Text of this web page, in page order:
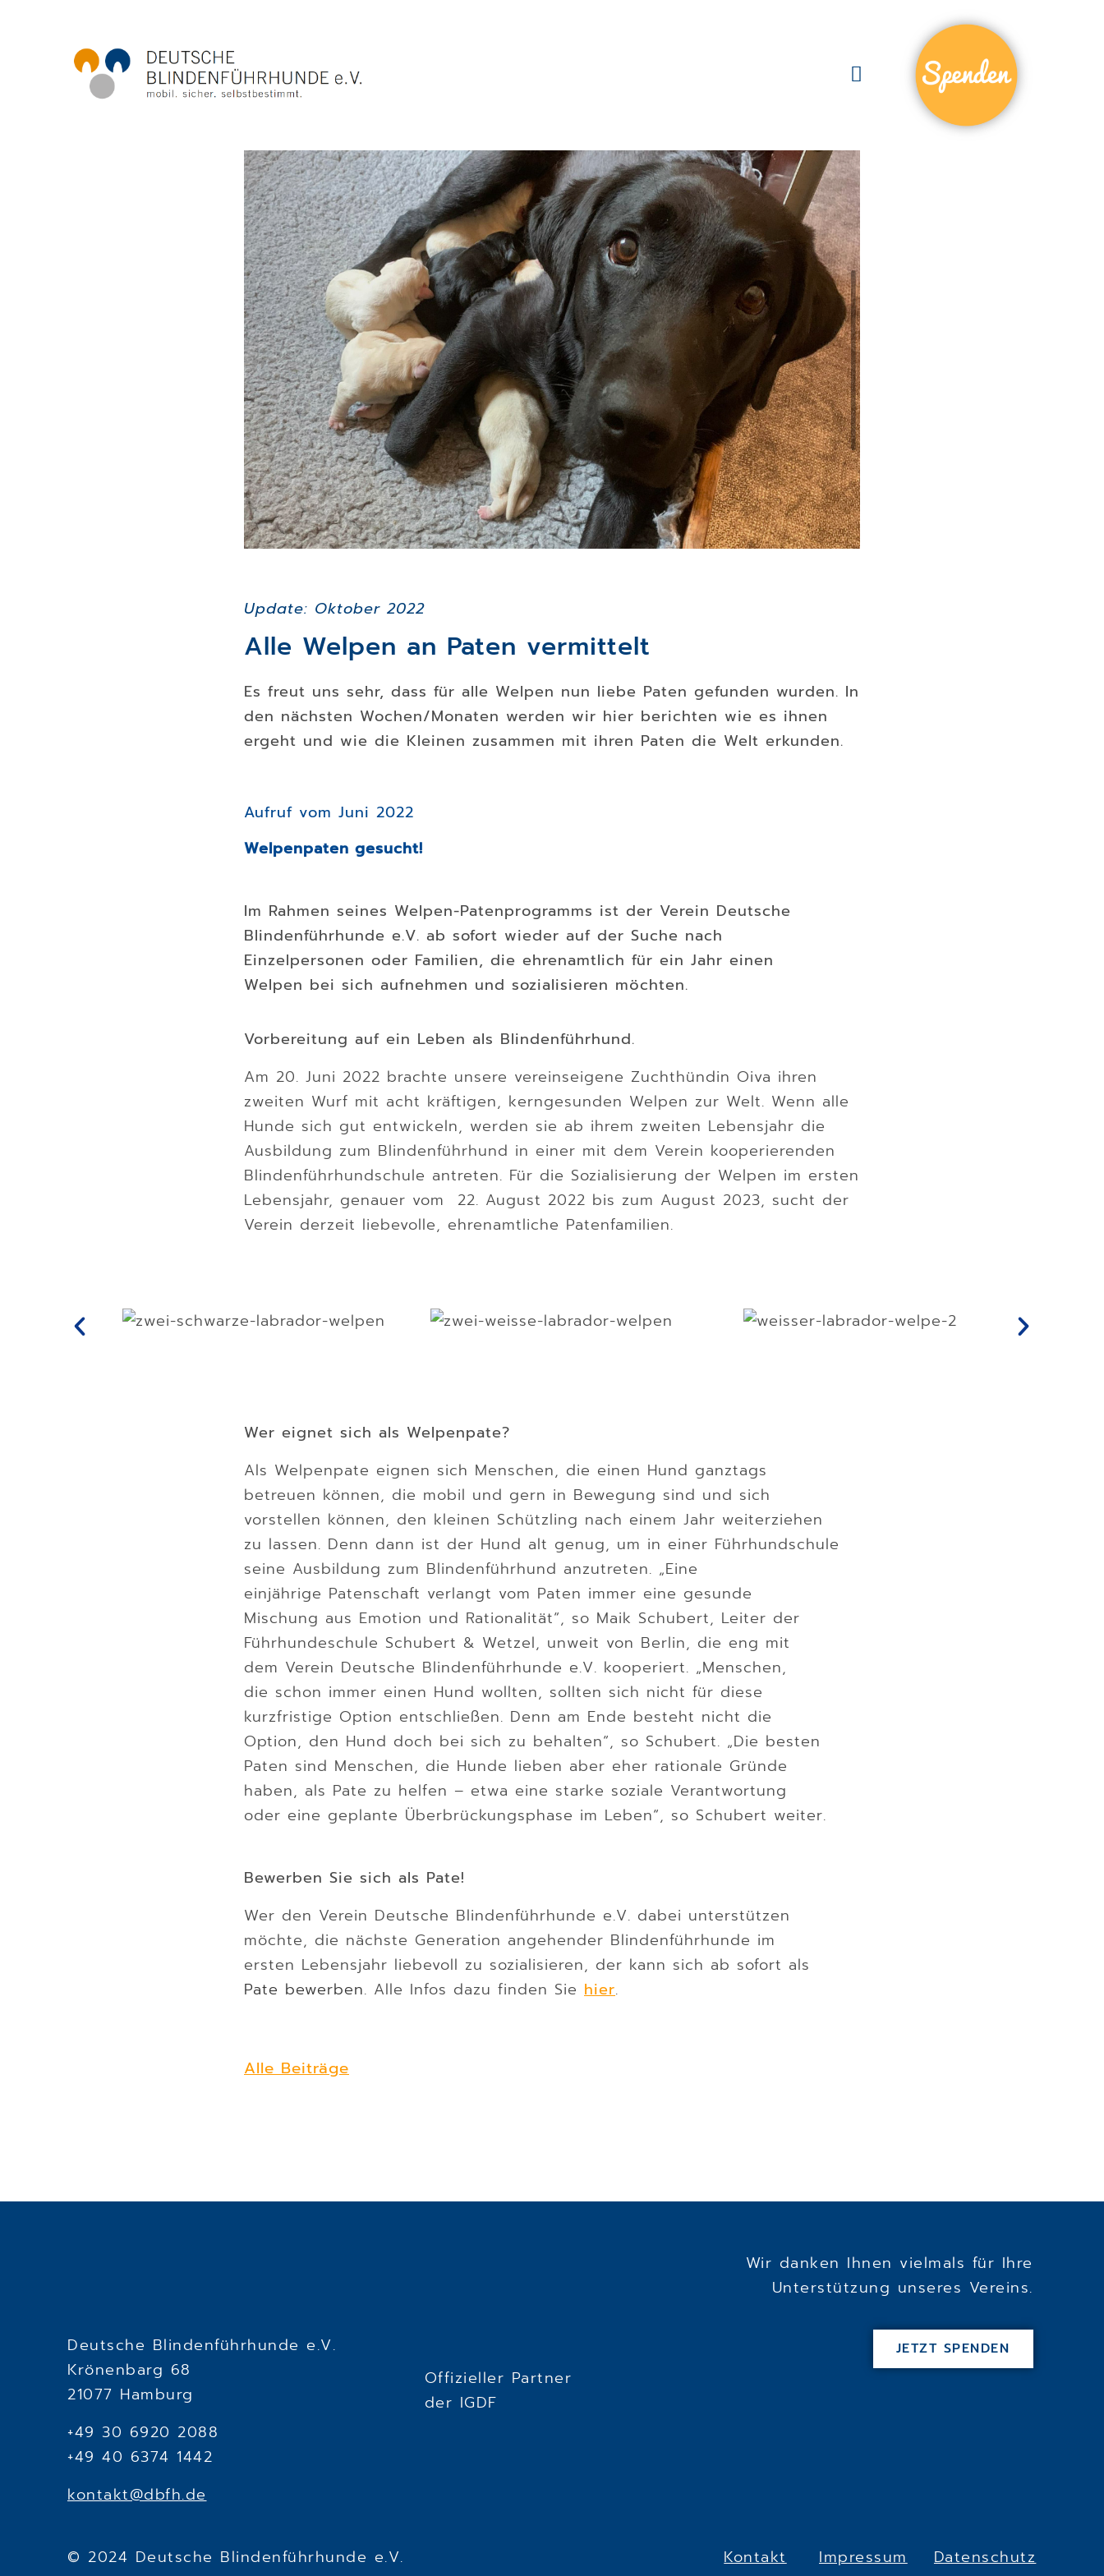
Update: Oktober 2022
Alle Welpen an Paten vermittelt
Es freut uns sehr, dass für alle Welpen nun liebe Paten gefunden wurden. In
den nächsten Wochen/Monaten werden wir hier berichten wie es ihnen
ergeht und wie die Kleinen zusammen mit ihren Paten die Welt erkunden.
Aufruf vom Juni 2022
Welpenpaten gesucht!
Im Rahmen seines Welpen-Patenprogramms ist der Verein Deutsche
Blindenführhunde e.V. ab sofort wieder auf der Suche nach
Einzelpersonen oder Familien, die ehrenamtlich für ein Jahr einen
Welpen bei sich aufnehmen und sozialisieren möchten.
Vorbereitung auf ein Leben als Blindenführhund.
Am 20. Juni 2022 brachte unsere vereinseigene Zuchthündin Oiva ihren
zweiten Wurf mit acht kräftigen, kerngesunden Welpen zur Welt. Wenn alle
Hunde sich gut entwickeln, werden sie ab ihrem zweiten Lebensjahr die
Ausbildung zum Blindenführhund in einer mit dem Verein kooperierenden
Blindenführhundschule antreten. Für die Sozialisierung der Welpen im ersten
Lebensjahr, genauer vom 22. August 2022 bis zum August 2023, sucht der
Verein derzeit liebevolle, ehrenamtliche Patenfamilien.
Wer eignet sich als Welpenpate?
Als Welpenpate eignen sich Menschen, die einen Hund ganztags
betreuen können, die mobil und gern in Bewegung sind und sich
vorstellen können, den kleinen Schützling nach einem Jahr weiterziehen
zu lassen. Denn dann ist der Hund alt genug, um in einer Führhundschule
seine Ausbildung zum Blindenführhund anzutreten. „Eine
einjährige Patenschaft verlangt vom Paten immer eine gesunde
Mischung aus Emotion und Rationalität“, so Maik Schubert, Leiter der
Führhundeschule Schubert & Wetzel, unweit von Berlin, die eng mit
dem Verein Deutsche Blindenführhunde e.V. kooperiert. „Menschen,
die schon immer einen Hund wollten, sollten sich nicht für diese
kurzfristige Option entschließen. Denn am Ende besteht nicht die
Option, den Hund doch bei sich zu behalten“, so Schubert. „Die besten
Paten sind Menschen, die Hunde lieben aber eher rationale Gründe
haben, als Pate zu helfen – etwa eine starke soziale Verantwortung
oder eine geplante Überbrückungsphase im Leben“, so Schubert weiter.
Bewerben Sie sich als Pate!
Wer den Verein Deutsche Blindenführhunde e.V. dabei unterstützen
möchte, die nächste Generation angehender Blindenführhunde im
ersten Lebensjahr liebevoll zu sozialisieren, der kann sich ab sofort als
Pate bewerben. Alle Infos dazu finden Sie hier.
Alle Beiträge
Deutsche Blindenführhunde e.V.
Krönenbarg 68
21077 Hamburg
+49 30 6920 2088
+49 40 6374 1442
kontakt@dbfh.de
Offizieller Partner
der IGDF
Wir danken Ihnen vielmals für Ihre
Unterstützung unseres Vereins.
JETZT SPENDEN
© 2024 Deutsche Blindenführhunde e.V. Kontakt Impressum Datenschutz